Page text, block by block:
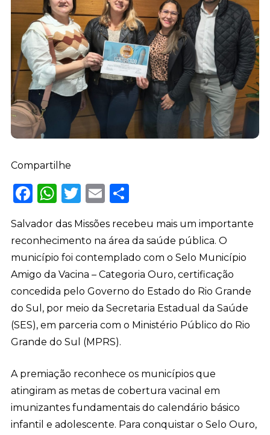
Compartilhe
Facebook
WhatsApp
Twitter
EmailShare
Salvador das Missões recebeu mais um importante
reconhecimento na área da saúde pública. O
município foi contemplado com o Selo Município
Amigo da Vacina – Categoria Ouro, certificação
concedida pelo Governo do Estado do Rio Grande
do Sul, por meio da Secretaria Estadual da Saúde
(SES), em parceria com o Ministério Público do Rio
Grande do Sul (MPRS).
A premiação reconhece os municípios que
atingiram as metas de cobertura vacinal em
imunizantes fundamentais do calendário básico
infantil e adolescente. Para conquistar o Selo Ouro,